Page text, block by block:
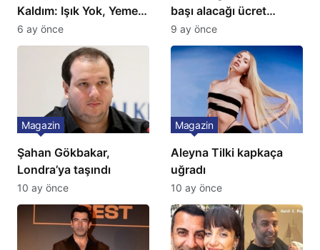
Kaldım: Işık Yok, Yemek
Yok, Tuvalet Yok!”
Çağla Şikel’den Şok
6 ay önce
başı alacağı ücret
Türkiye’de bir ilk:
Gözünü 2 ilçeye dikti!
9 ay önce
Şahan Gökbakar,
Londra’ya taşındı
Magazin
10 ay önce
Aleyna Tilki kapkaça
uğradı
Magazin
10 ay önce